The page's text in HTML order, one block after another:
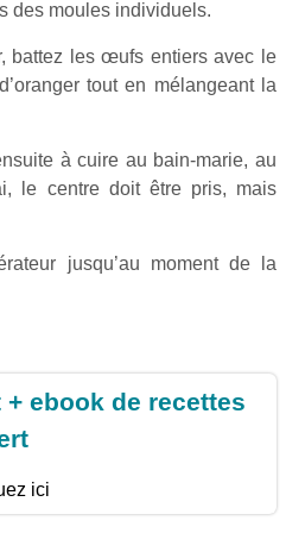
des moules individuels.
battez les œufs entiers avec le
tout en mélangeant la
à cuire au bain-marie, au
le centre doit être pris, mais
jusqu’au moment de la
ebook de recettes
ici